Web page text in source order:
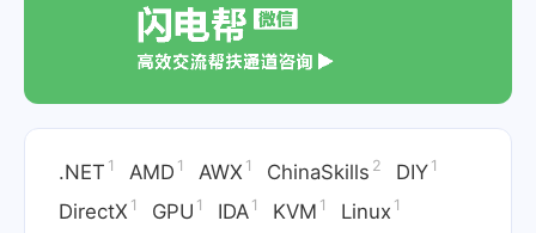
.NET 1 AMD 1 AWX 1 ChinaSkills 2 DIY 1
DirectX 1 GPU 1 IDA 1 KVM 1 Linux 1